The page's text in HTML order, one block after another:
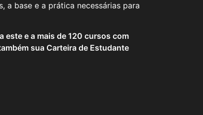
a base e a prática necessárias para
este e a mais de 120 cursos com
sua Carteira de Estudante